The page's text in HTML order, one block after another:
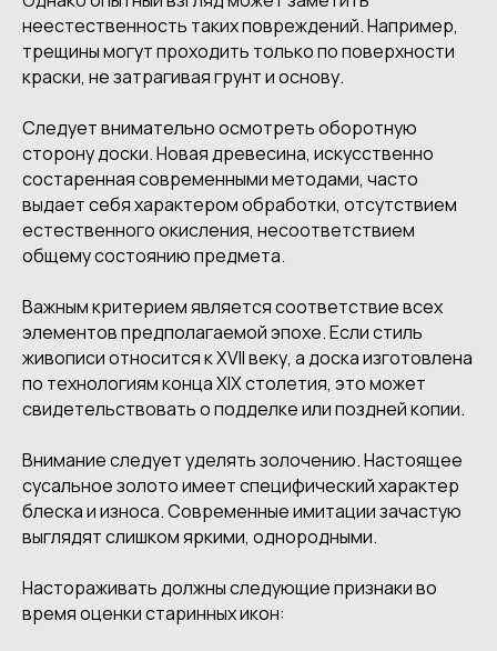
неестественность таких повреждений. Например,
трещины могут проходить только по поверхности
краски, не затрагивая грунт и основу.
Следует внимательно осмотреть оборотную
сторону доски. Новая древесина, искусственно
состаренная современными методами, часто
выдает себя характером обработки, отсутствием
естественного окисления, несоответствием
общему состоянию предмета.
Важным критерием является соответствие всех
элементов предполагаемой эпохе. Если стиль
живописи относится к XVII веку, а доска изготовлена
по технологиям конца XIX столетия, это может
свидетельствовать о подделке или поздней копии.
Внимание следует уделять золочению. Настоящее
сусальное золото имеет специфический характер
блеска и износа. Современные имитации зачастую
выглядят слишком яркими, однородными.
Настораживать должны следующие признаки во
время оценки старинных икон: